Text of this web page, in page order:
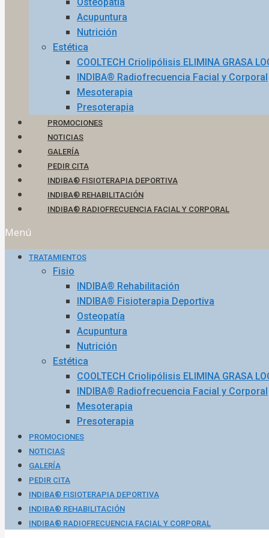
Acupuntura
Nutrición
Estética
COOLTECH Criolipólisis ELIMINA GRASA
INDIBA® Radiofrecuencia Facial y Corporal
Mesoterapia
Presoterapia
PROMOCIONES
NOTICIAS
GALERÍA
PEDIR CITA
INDIBA® FISIOTERAPIA DEPORTIVA
INDIBA® REHABILITACIÓN
INDIBA® RADIOFRECUENCIA FACIAL Y CORPORAL
Menú
TRATAMIENTOS
Fisio
INDIBA® Rehabilitación
INDIBA® Fisioterapia Deportiva
Osteopatía
Acupuntura
Nutrición
Estética
COOLTECH Criolipólisis ELIMINA GRASA
INDIBA® Radiofrecuencia Facial y Corporal
Mesoterapia
Presoterapia
PROMOCIONES
NOTICIAS
GALERÍA
PEDIR CITA
INDIBA® FISIOTERAPIA DEPORTIVA
INDIBA® REHABILITACIÓN
INDIBA® RADIOFRECUENCIA FACIAL Y CORPORAL